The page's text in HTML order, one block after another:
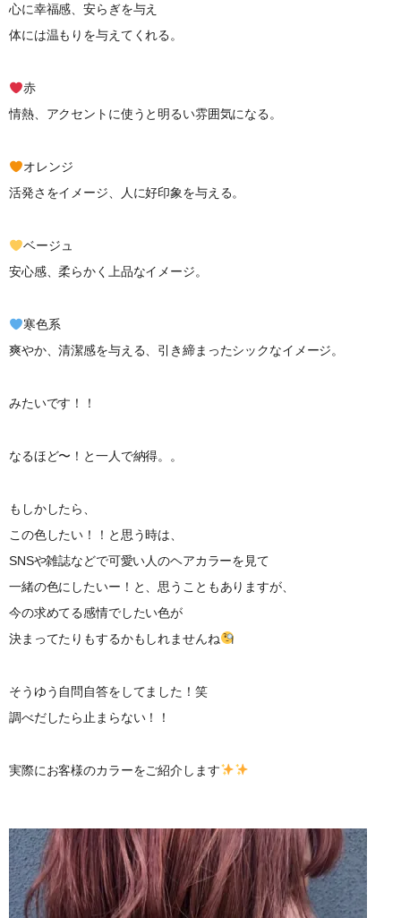
心に幸福感、安らぎを与え
体には温もりを与えてくれる。
赤
情熱、アクセントに使うと明るい雰囲気になる。
オレンジ
活発さをイメージ、人に好印象を与える。
ベージュ
安心感、柔らかく上品なイメージ。
寒色系
爽やか、清潔感を与える、引き締まったシックなイメージ。
みたいです！！
なるほど〜！と一人で納得。。
もしかしたら、
この色したい！！と思う時は、
SNSや雑誌などで可愛い人のヘアカラーを見て
一緒の色にしたいー！と、思うこともありますが、
今の求めてる感情でしたい色が
決まってたりもするかもしれませんね
そうゆう自問自答をしてました！笑
調べだしたら止まらない！！
実際にお客様のカラーをご紹介します